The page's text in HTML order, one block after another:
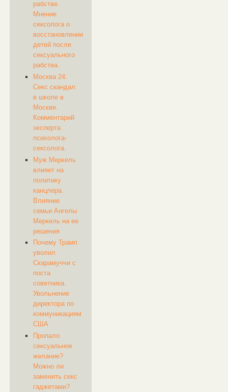
рабстве.
Мнение
сексолога о
восстановлении
детей после
сексуального
рабства.
Москва 24:
Секс скандал
в школе в
Москве.
Комментарий
эксперта
психолога-
сексолога.
Муж Меркель
влияет на
политику
канцлера.
Влияние
семьи Ангелы
Меркель на ее
решения
Почему Трамп
уволил
Скарамуччи с
поста
советника.
Увольнение
директора по
коммуникациям
США
Пропало
сексуальное
желание?
Можно ли
заменить секс
гаджетами?